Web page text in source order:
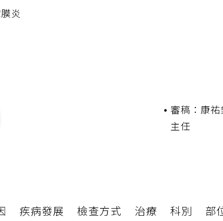
炎
審稿：康
主任
疾病發展 檢查方式 治療 科別 部